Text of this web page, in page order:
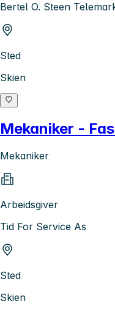
Bertel O. Steen
Sted
Skien
Mekaniker -
Mekaniker
Arbeidsgiver
Tid For Service As
Sted
Skien